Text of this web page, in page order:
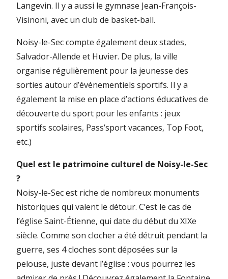
Langevin. Il y a aussi le gymnase Jean-François-
Visinoni, avec un club de basket-ball.
Noisy-le-Sec compte également deux stades,
Salvador-Allende et Huvier. De plus, la ville
organise régulièrement pour la jeunesse des
sorties autour d’événementiels sportifs. Il y a
également la mise en place d’actions éducatives de
découverte du sport pour les enfants : jeux
sportifs scolaires, Pass’sport vacances, Top Foot,
etc.)
Quel est le patrimoine culturel de Noisy-le-Sec
?
Noisy-le-Sec est riche de nombreux monuments
historiques qui valent le détour. C’est le cas de
l’église Saint-Étienne, qui date du début du XIXe
siècle. Comme son clocher a été détruit pendant la
guerre, ses 4 cloches sont déposées sur la
pelouse, juste devant l’église : vous pourrez les